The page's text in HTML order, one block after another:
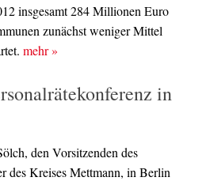
insgesamt 284 Millionen Euro
zunächst weniger Mittel
mehr»
in
den Vorsitzenden des
des Kreises Mettmann, in Berlin